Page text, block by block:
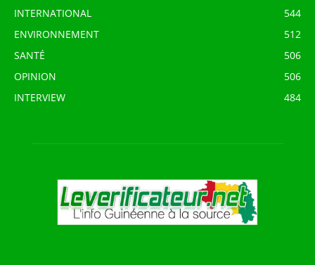
INTERNATIONAL
544
ENVIRONNEMENT
512
SANTÉ
506
OPINION
506
INTERVIEW
484